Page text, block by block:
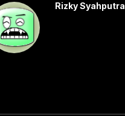
Rizky Syahputra